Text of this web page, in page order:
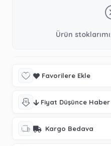
Ürün
Favorilere Ekle
Fiyat Düşünce
Kargo Bedava